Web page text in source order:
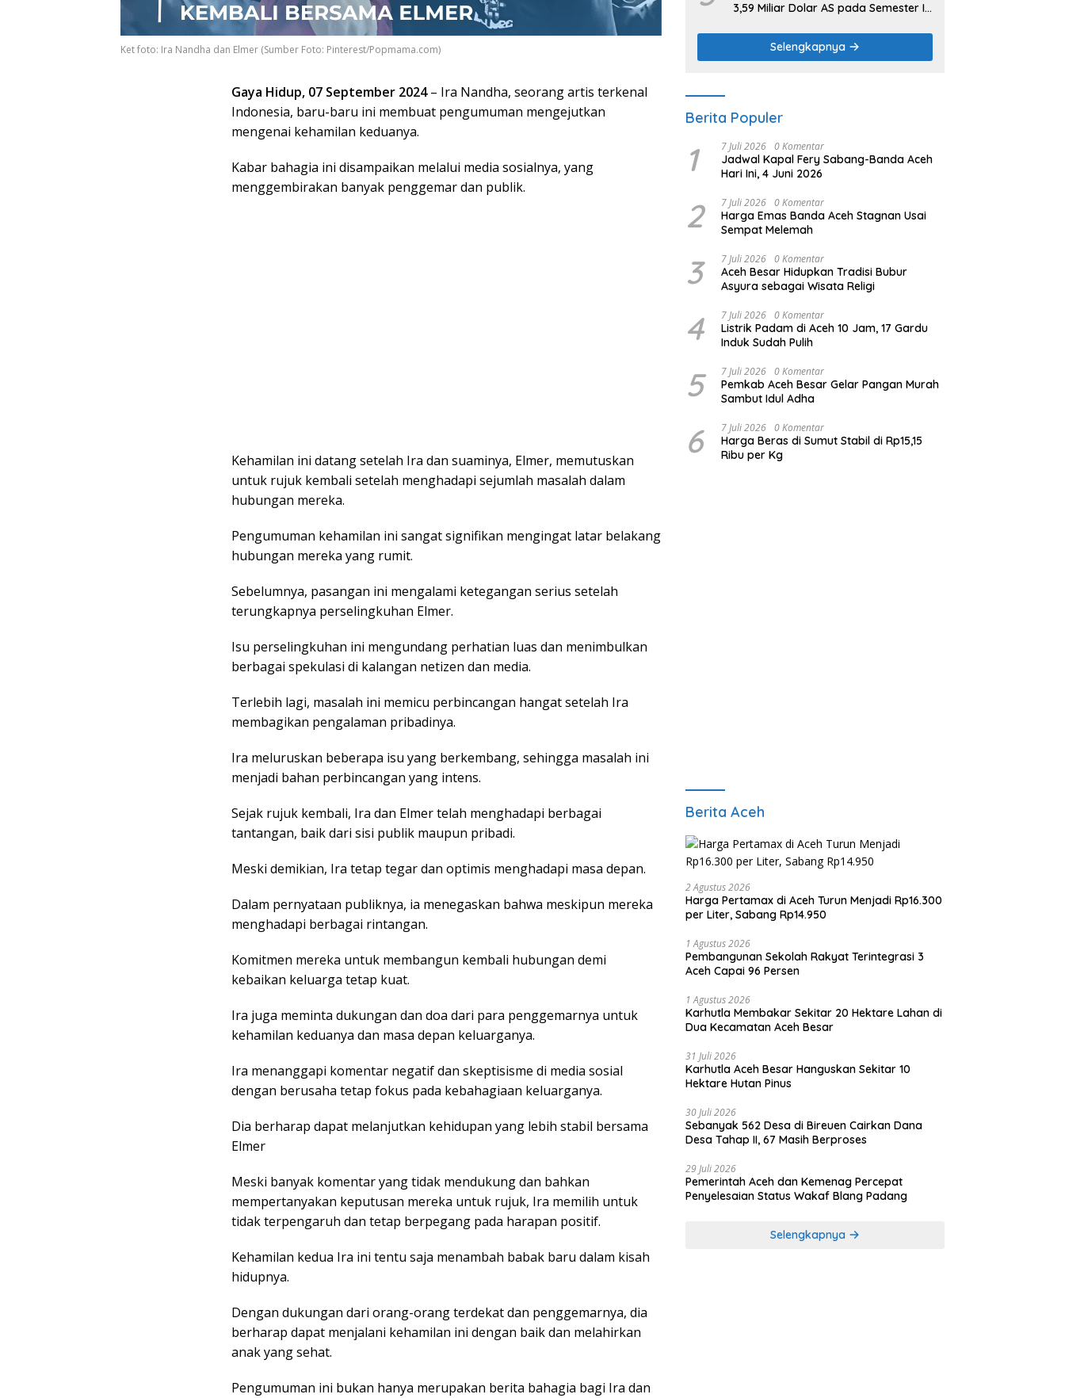
Ket foto: Ira Nandha dan Elmer (Sumber Foto: Pinterest/Popmama.com)
Gaya Hidup, 07 September 2024– Ira Nandha, seorang artis terkenal
Indonesia, baru-baru ini membuat pengumuman mengejutkan
mengenai kehamilan keduanya.
Kabar bahagia ini disampaikan melalui media sosialnya, yang
menggembirakan banyak penggemar dan publik.
Kehamilan ini datang setelah Ira dan suaminya, Elmer, memutuskan
untuk rujuk kembali setelah menghadapi sejumlah masalah dalam
hubungan mereka.
Pengumuman kehamilan ini sangat signifikan mengingat latar belakang
hubungan mereka yang rumit.
Sebelumnya, pasangan ini mengalami ketegangan serius setelah
terungkapnya perselingkuhan Elmer.
Isu perselingkuhan ini mengundang perhatian luas dan menimbulkan
berbagai spekulasi di kalangan netizen dan media.
Terlebih lagi, masalah ini memicu perbincangan hangat setelah Ira
membagikan pengalaman pribadinya.
Ira meluruskan beberapa isu yang berkembang, sehingga masalah ini
menjadi bahan perbincangan yang intens.
Sejak rujuk kembali, Ira dan Elmer telah menghadapi berbagai
tantangan, baik dari sisi publik maupun pribadi.
Meski demikian, Ira tetap tegar dan optimis menghadapi masa depan.
Dalam pernyataan publiknya, ia menegaskan bahwa meskipun mereka
menghadapi berbagai rintangan.
Komitmen mereka untuk membangun kembali hubungan demi
kebaikan keluarga tetap kuat.
Ira juga meminta dukungan dan doa dari para penggemarnya untuk
kehamilan keduanya dan masa depan keluarganya.
Ira menanggapi komentar negatif dan skeptisisme di media sosial
dengan berusaha tetap fokus pada kebahagiaan keluarganya.
Dia berharap dapat melanjutkan kehidupan yang lebih stabil bersama
Elmer
Meski banyak komentar yang tidak mendukung dan bahkan
mempertanyakan keputusan mereka untuk rujuk, Ira memilih untuk
tidak terpengaruh dan tetap berpegang pada harapan positif.
Kehamilan kedua Ira ini tentu saja menambah babak baru dalam kisah
hidupnya.
Dengan dukungan dari orang-orang terdekat dan penggemarnya, dia
berharap dapat menjalani kehamilan ini dengan baik dan melahirkan
anak yang sehat.
Pengumuman ini bukan hanya merupakan berita bahagia bagi Ira dan
3,59 Miliar Dolar AS pada Semester I
Selengkapnya
Berita Populer
1 7 Juli 2026 0 Komentar
Jadwal Kapal Fery Sabang-Banda Aceh
Hari Ini, 4 Juni 2026
2 7 Juli 2026 0 Komentar
Harga Emas Banda Aceh Stagnan Usai
Sempat Melemah
3 7 Juli 2026 0 Komentar
Aceh Besar Hidupkan Tradisi Bubur
Asyura sebagai Wisata Religi
4 7 Juli 2026 0 Komentar
Listrik Padam di Aceh 10 Jam, 17 Gardu
Induk Sudah Pulih
5 7 Juli 2026 0 Komentar
Pemkab Aceh Besar Gelar Pangan Murah
Sambut Idul Adha
6 7 Juli 2026 0 Komentar
Harga Beras di Sumut Stabil di Rp15,15
Ribu per Kg
Berita Aceh
2 Agustus 2026
Harga Pertamax di Aceh Turun Menjadi Rp16.300
per Liter, Sabang Rp14.950
1 Agustus 2026
Pembangunan Sekolah Rakyat Terintegrasi 3
Aceh Capai 96 Persen
1 Agustus 2026
Karhutla Membakar Sekitar 20 Hektare Lahan di
Dua Kecamatan Aceh Besar
31 Juli 2026
Karhutla Aceh Besar Hanguskan Sekitar 10
Hektare Hutan Pinus
30 Juli 2026
Sebanyak 562 Desa di Bireuen Cairkan Dana
Desa Tahap II, 67 Masih Berproses
29 Juli 2026
Pemerintah Aceh dan Kemenag Percepat
Penyelesaian Status Wakaf Blang Padang
Selengkapnya